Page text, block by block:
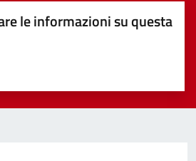
le informazioni su questa
5 stelle su 5
su 5
su 5
5